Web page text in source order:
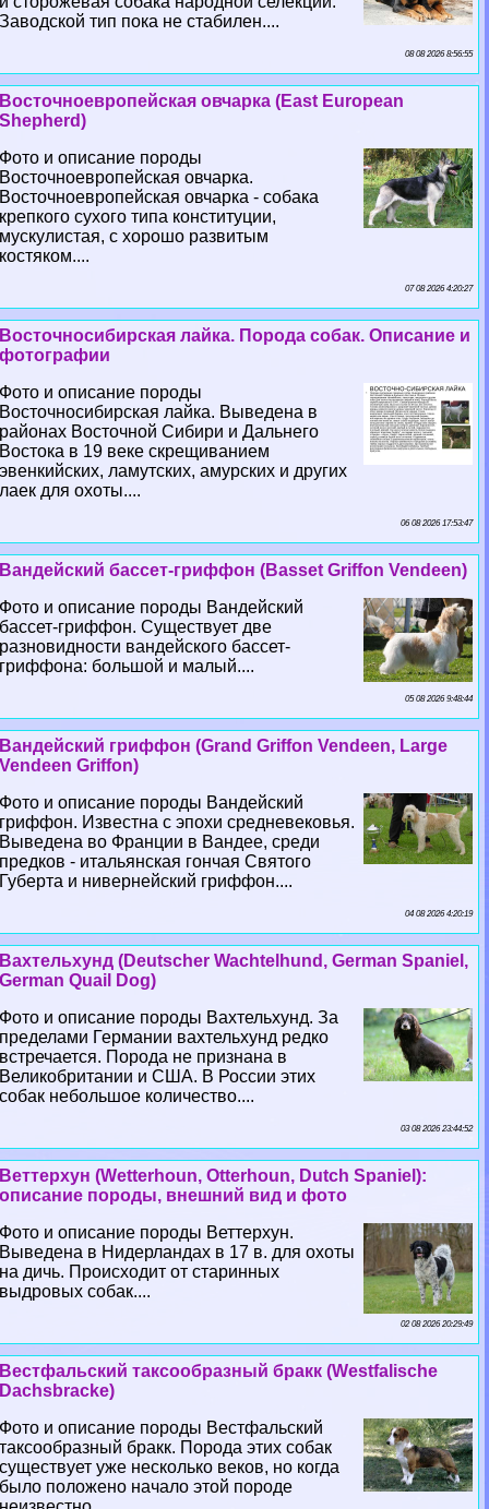
Заводской тип пока не стабилен....
08 08 2026 8:56:55
Восточноевропейская овчарка (East European
Shepherd)
Фото и описание породы
Восточноевропейская овчарка.
Восточноевропейская овчарка - собака
крепкого сухого типа конституции,
мускулистая, с хорошо развитым
костяком....
07 08 2026 4:20:27
Восточносибирская лайка. Порода собак. Описание и
фотографии
Фото и описание породы
Восточносибирская лайка. Выведена в
районах Восточной Сибири и Дальнего
Востока в 19 веке скрещиванием
эвенкийских, ламутских, амурских и других
лаек для охоты....
06 08 2026 17:53:47
Вандейский бассет-гриффон (Basset Griffon Vendeen)
Фото и описание породы Вандейский
бассет-гриффон. Существует две
разновидности вандейского бассет-
гриффона: большой и малый....
05 08 2026 9:48:44
Вандейский гриффон (Grand Griffon Vendeen, Large
Vendeen Griffon)
Фото и описание породы Вандейский
гриффон. Известна с эпохи средневековья.
Выведена во Франции в Вандее, среди
предков - итальянская гончая Святого
Губерта и нивернейский гриффон....
04 08 2026 4:20:19
Вахтельхунд (Deutscher Wachtelhund, German Spaniel,
German Quail Dog)
Фото и описание породы Вахтельхунд. За
пределами Германии вахтельхунд редко
встречается. Порода не признана в
Великобритании и США. В России этих
собак небольшое количество....
03 08 2026 23:44:52
Веттерхун (Wetterhoun, Otterhoun, Dutch Spaniel):
описание породы, внешний вид и фото
Фото и описание породы Веттерхун.
Выведена в Нидерландах в 17 в. для охоты
на дичь. Происходит от старинных
выдровых собак....
02 08 2026 20:29:49
Вестфальский таксообразный бpaкк (Westfalische
Dachsbracke)
Фото и описание породы Вестфальский
таксообразный бpaкк. Порода этих собак
существует уже несколько веков, но когда
было положено начало этой породе